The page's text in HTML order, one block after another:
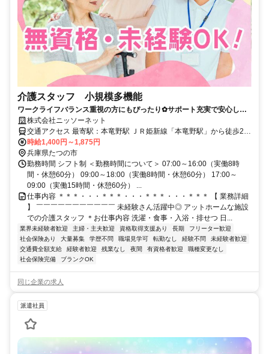
介護スタッフ 小規模多機能
ワークライフバランス重視の方にもぴったり✿サポート充実で安心して
働けます✿
株式会社ニッソーネット
交通アクセス 最寄駅：本竜野駅 ＪＲ姫新線「本竜野駅」から徒歩25
分
時給1,400円～1,875円
兵庫県たつの市
勤務時間 シフト制 ＜勤務時間について＞ 07:00～16:00（実働8時
間・休憩60分） 09:00～18:00（実働8時間・休憩60分） 17:00～
09:00（実働15時間・休憩60分） ...
仕事内容 ＊＊＊・・・＊＊＊・・・＊＊＊・・・＊＊＊ 【 業務詳細
】 ￣￣￣￣￣￣￣￣￣￣￣ 未経験さん活躍中◎ アットホームな施設
での介護スタッフ ＊お仕事内容 洗濯・食事・入浴・排せつ 日...
業界未経験者歓迎 主婦・主夫歓迎 資格取得支援あり 長期
フリーター歓迎
社会保険あり
大量募集 学歴不問 職場見学可 転勤なし 経験不問
未経験者歓迎
交通費全額支給
経験者歓迎 残業なし 夜間 有資格者歓迎
職種変更なし
社会保険完備
ブランクOK
同じ企業の求人
派遣社員